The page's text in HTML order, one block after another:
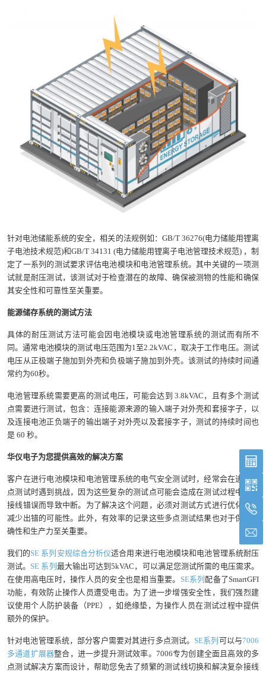
针对电池储能系统的安全，相关的法规例如：GB/T 36276(电力储能用锂离
子电池技术规范)和GB/T 34131 (电力储能用锂离子电池管理技术规范) ，制
定了一系列的测试要求评估电池模块和电池管理系统。其中关键的一项测
试就是耐压测试，该测试对于检查潜在的故障、确保被测物的性能和确保
其安全性和可靠性至关重要。
能源储存系统的测试方法
具体的耐压测试方法可能会因电池模块或电池管理系统的测试而有所不
同。通常电池模块的测试电压范围为1至2.2kVAC，取决于工作电压。测试
电压从正极端子施加到外壳和负极端子施加到外壳。该测试的持续时间通
常约为60秒。
电池管理系统需要更高的测试电压，可能会达到 3.8kVAC，且有多个测试
点需要进行测试，包含：连接能源来源的输入端子对外壳和套接字子，以
及连接电池正负端子的输出端子对外壳以及套接字子，测试的持续时间也
是 60 秒。
华仪电子为您提供高效的解决方案
客户在进行电池模块和电池管理系统的电气安全测试时，经常会在进行多
点测试时遇到挑战，因为这些复杂的测试点可能会造成在测试过程中出现
接线错误而导致中断。为了解决这个问题，必须对测试方式进行优化，并
减少出错的可能性。此外，有效率的记录这些多点测试结果也对于保持准
确性和生产力至关重要。
我们的SE 系列安规综合分析仪适合用来进行电池模块和电池管理系统耐压
测试。 SE 系列 最大输出可达到5kVAC，可以满足您测试所需的电压需求。
在使用高电压时，操作人员的安全也是相当重要。 SE系列配备了SmartGFI
功能，有效防止操作人员遭受电击。为了进一步增强安全性，我们强烈建
议使用个人防护装备（PPE），如绝缘垫，为操作人员在测试过程中提供
额外的保护。
针对电池管理系统，部分客户需要对其进行多点测试。 SE系列 可以与7006
多通道扩展器整合，进一步提升测试效率。7006专为创建全面且高效的多
点测试解决方案而设计，帮助您免去了频繁的测试线切换和解决复杂接线